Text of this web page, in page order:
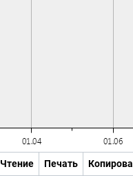
Чтение Печать